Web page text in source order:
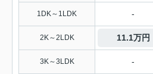
1DK～1LDK -
2K～2LDK 11.1万円
3K～3LDK -